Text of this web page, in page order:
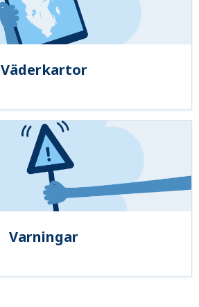
Väderkartor
Varningar